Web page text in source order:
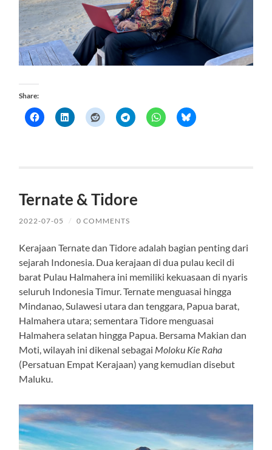
Share:
Ternate & Tidore
2022-07-05 / 0 COMMENTS
Kerajaan Ternate dan Tidore adalah bagian penting dari
sejarah Indonesia. Dua kerajaan di dua pulau kecil di
barat Pulau Halmahera ini memiliki kekuasaan di nyaris
seluruh Indonesia Timur. Ternate menguasai hingga
Mindanao, Sulawesi utara dan tenggara, Papua barat,
Halmahera utara; sementara Tidore menguasai
Halmahera selatan hingga Papua. Bersama Makian dan
Moti, wilayah ini dikenal sebagai Moloku Kie Raha
(Persatuan Empat Kerajaan) yang kemudian disebut
Maluku.